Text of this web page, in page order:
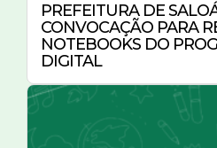
PREFEITURA DE
CONVOCAÇÃO PARA
NOTEBOOKS DO
DIGITAL